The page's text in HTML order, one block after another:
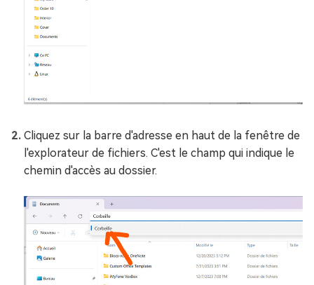
Cliquez sur la barre d'adresse en haut de la fenêtre de
l'explorateur de fichiers. C'est le champ qui indique le
chemin d'accès au dossier.